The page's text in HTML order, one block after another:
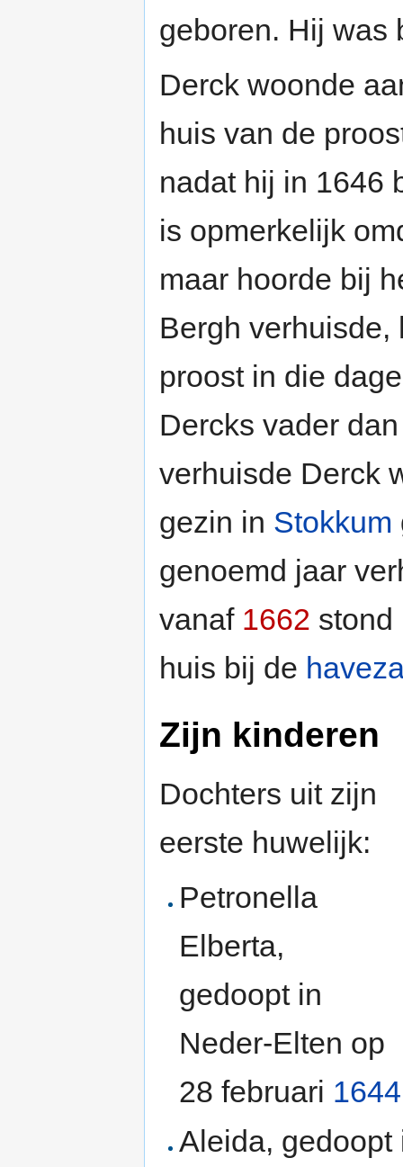
geboren. Hij was
Derck woonde
huis van de
nadat hij in 1646
is opmerkelijk
maar hoorde bij
Bergh verhuisde,
proost in die
Dercks vader
verhuisde Derck
gezin in Stokkum
genoemd jaar
vanaf 1662 stond
huis bij de
Zijn kinderen
Dochters uit zijn
eerste huwelijk:
Petronella
Elberta,
gedoopt in
Neder-Elten op
28 februari 1644
Aleida,